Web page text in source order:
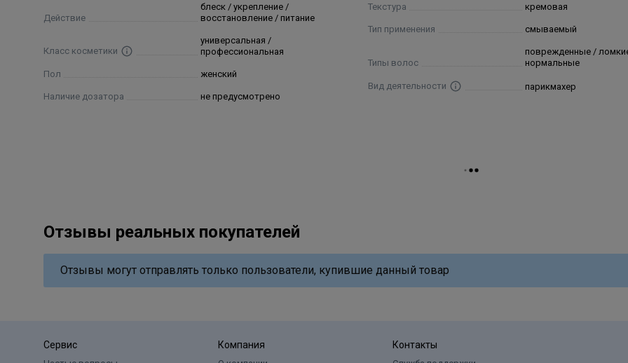
Действие
блеск / укрепление /
восстановление / питание
Класс косметики
универсальная /
профессиональная
Пол женский
Наличие дозатора не предусмотрено
Текстура кремовая
Тип применения смываемый
Типы волос
поврежденные /
нормальные
Вид деятельности парикмахер
Отзывы реальных покупателей
Отзывы могут отправлять только пользователи, купившие данный товар
Сервис Компания Контакты